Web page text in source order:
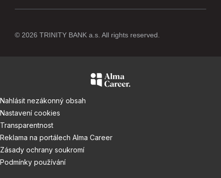
© 2026 TRINITY BANK a.s. All rights reserved.
Nahlásit nezákonný obsah
Nastavení cookies
Transparentnost
Reklama na portálech Alma Career
Zásady ochrany soukromí
Podmínky používání